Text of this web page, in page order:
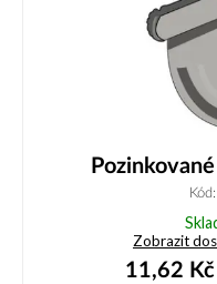
Zobrazit
11,62 Kč